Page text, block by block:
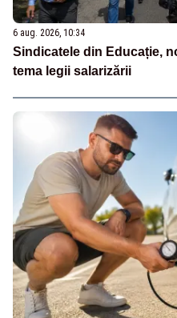
6 aug. 2026, 10:34
Sindicatele din Educație,
tema legii salarizării